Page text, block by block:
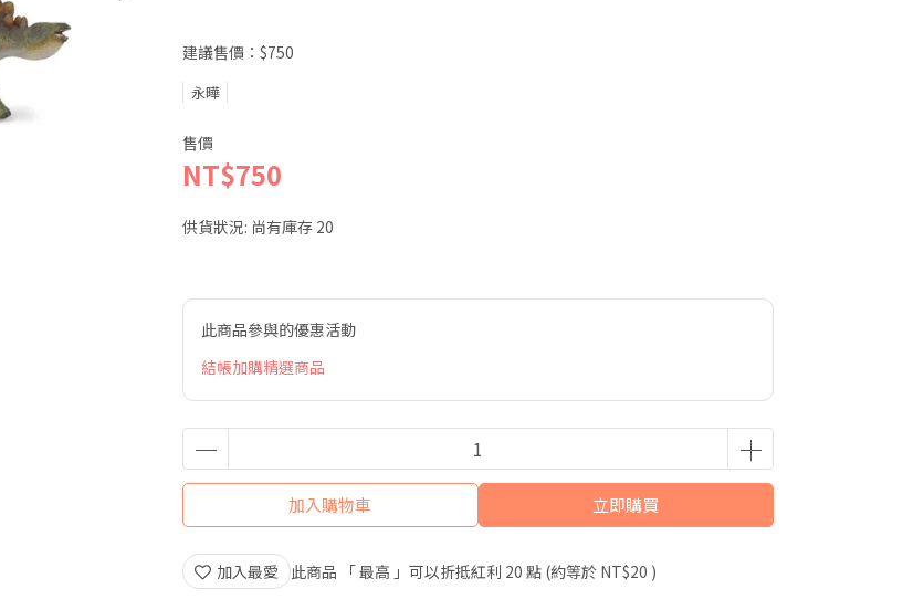
建議售價：$750
永曄
售價
NT$750
供貨狀況: 尚有庫存 20
此商品參與的優惠活動
結帳加購精選商品
加入購物車 立即購買
加入最愛 此商品 「 最高 」可以折抵紅利 20 點 (約等於 NT$20 )